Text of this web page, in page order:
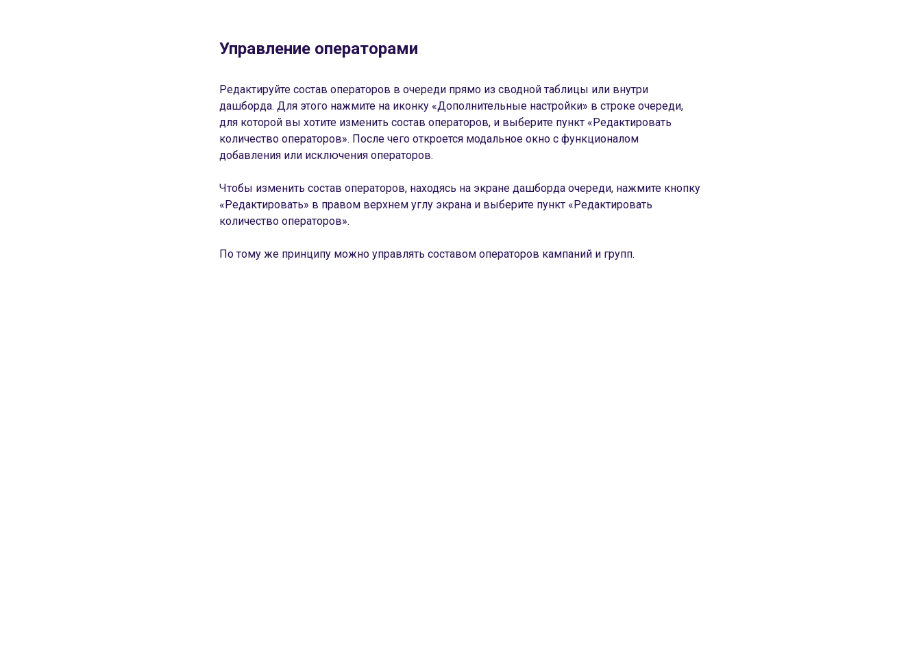
Управление операторами
Редактируйте состав операторов в очереди прямо из сводной таблицы или внутри
дашборда. Для этого нажмите на иконку «Дополнительные настройки» в строке очереди,
для которой вы хотите изменить состав операторов, и выберите пункт «Редактировать
количество операторов». После чего откроется модальное окно с функционалом
добавления или исключения операторов.
Чтобы изменить состав операторов, находясь на экране дашборда очереди, нажмите кнопку
«Редактировать» в правом верхнем углу экрана и выберите пункт «Редактировать
количество операторов».
По тому же принципу можно управлять составом операторов кампаний и групп.